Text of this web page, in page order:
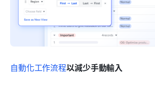
自動化工作流程以減少手動輸入